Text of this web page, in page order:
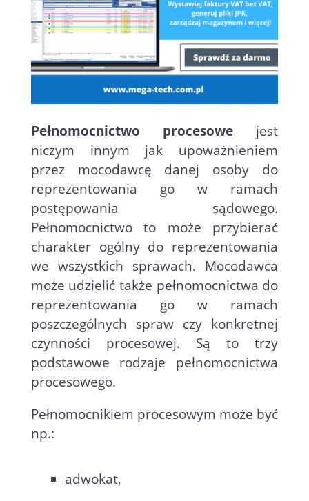
Pełnomocnictwo procesowe jest
niczym innym jak upoważnieniem
przez mocodawcę danej osoby do
reprezentowania go w ramach
postępowania sądowego.
Pełnomocnictwo to może przybierać
charakter ogólny do reprezentowania
we wszystkich sprawach. Mocodawca
może udzielić także pełnomocnictwa do
reprezentowania go w ramach
poszczególnych spraw czy konkretnej
czynności procesowej. Są to trzy
podstawowe rodzaje pełnomocnictwa
procesowego.
Pełnomocnikiem procesowym może być
np.:
adwokat,